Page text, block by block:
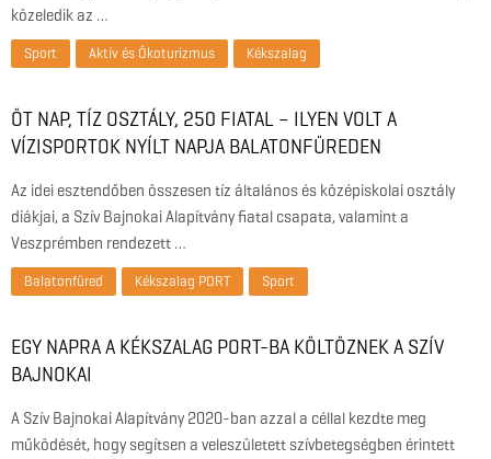
közeledik az …
Sport Aktív és Ökoturizmus Kékszalag
ÖT NAP, TÍZ OSZTÁLY, 250 FIATAL – ILYEN VOLT A
VÍZISPORTOK NYÍLT NAPJA BALATONFÜREDEN
Az idei esztendőben összesen tíz általános és középiskolai osztály
diákjai, a Szív Bajnokai Alapítvány fiatal csapata, valamint a
Veszprémben rendezett …
Balatonfüred Kékszalag PORT Sport
EGY NAPRA A KÉKSZALAG PORT-BA KÖLTÖZNEK A SZÍV
BAJNOKAI
A Szív Bajnokai Alapítvány 2020-ban azzal a céllal kezdte meg
működését, hogy segítsen a veleszületett szívbetegségben érintett